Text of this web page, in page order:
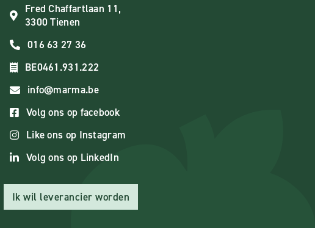
Fred Chaffartlaan 11,
3300 Tienen
016 63 27 36
BE0461.931.222
info@marma.be
Volg ons op facebook
Like ons op Instagram
Volg ons op LinkedIn
Ik wil leverancier worden